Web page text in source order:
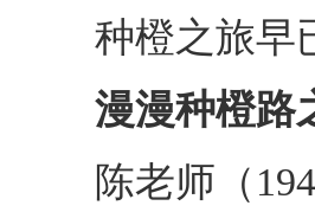
种橙之旅早
漫漫种橙路
陈老师（